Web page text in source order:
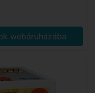
webáruházába